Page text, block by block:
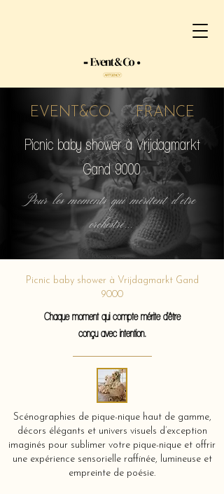
EVENT&CO FRANCE
Picnic baby shower à Vrijdagmarkt
Gand 9000
Pour les moments qui méritent d'etre
orchestré...
Picnic baby shower à Vrijdagmarkt Gand
9000
Chaque moment qui compte mérite d'être
conçu avec intention.
Scénographies de pique-nique haut de gamme,
décors élégants et univers visuels d’exception
imaginés pour sublimer votre pique-nique et offrir
une expérience sensorielle raffinée, lumineuse et
empreinte de poésie.